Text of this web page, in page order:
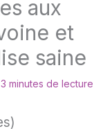
aux
et
saine
3 minutes de lecture